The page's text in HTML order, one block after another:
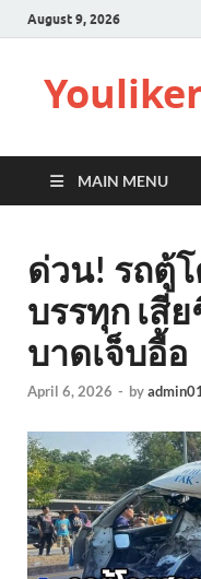
August 9, 2026
MAIN MENU
ด่วน! รถตู้
บรรทุก เสี
บาดเจ็บอื้อ
April 6, 2026 - by